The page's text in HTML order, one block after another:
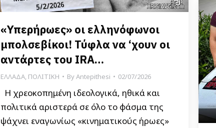
«Υπερήρωες» οι ελληνόφωνοι
μπολσεβίκοι! Τύφλα να ‘χουν οι
αντάρτες του IRA…
ΕΛΛΑΔΑ, ΠΟΛΙΤΙΚΗ ByAntepithesi 02/07/2026
Η χρεοκοπημένη ιδεολογικά, ηθικά και
πολιτικά αριστερά σε όλο το φάσμα της
ψάχνει εναγωνίως «κινηματικούς ήρωες»